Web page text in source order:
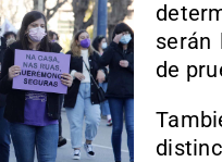
serán
de